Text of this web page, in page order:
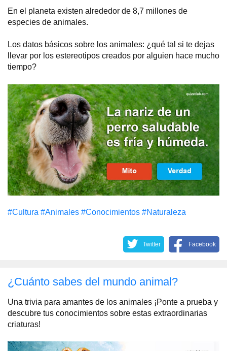
En el planeta existen alrededor de 8,7 millones de
especies de animales.
Los datos básicos sobre los animales: ¿qué tal si te dejas
llevar por los estereotipos creados por alguien hace mucho
tiempo?
#Cultura #Animales #Conocimientos #Naturaleza
Twitter Facebook
¿Cuánto sabes del mundo animal?
Una trivia para amantes de los animales ¡Ponte a prueba y
descubre tus conocimientos sobre estas extraordinarias
criaturas!